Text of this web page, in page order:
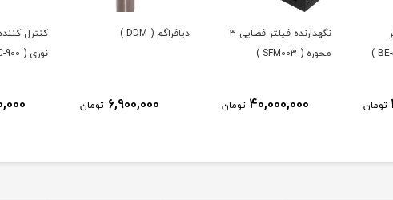
تومان
نگهدارنده فیلتر فضایی 3
محوره ( SFM003 )
40,000,000 تومان
دیافراگم ( DDM )
6,900,000 تومان
کنترل
نوری ( SFPC-900 )